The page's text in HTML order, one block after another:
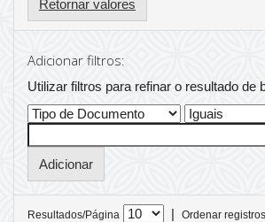
Retornar valores
Adicionar filtros:
Utilizar filtros para refinar o resultado de
Resultados/Página |
Ordenar